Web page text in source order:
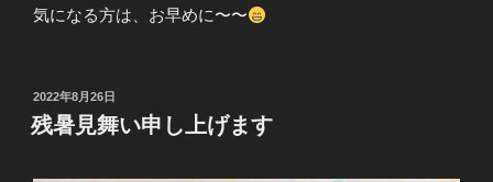
気になる方は、お早めに〜〜
投
稿
日:
2022年8月26日
残暑見舞い申し上げます